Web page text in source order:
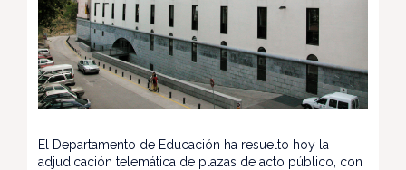
El Departamento de Educación ha resuelto hoy la
adjudicación telemática de plazas de acto público, con